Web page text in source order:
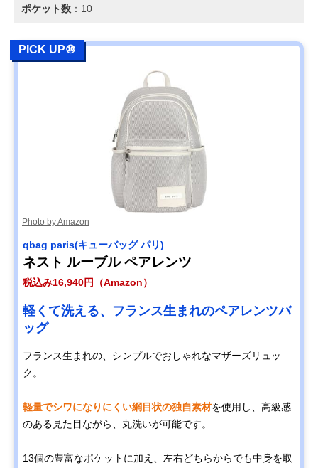
ポケット数 ：10
PICK UP⑩
Photo by Amazon
qbag paris(キューバッグ パリ)
ネスト ルーブル ペアレンツ
税込み16,940円（Amazon）
軽くて洗える、フランス生まれのペアレンツバ
ッグ
フランス生まれの、シンプルでおしゃれなマザーズリュッ
ク。
軽量でシワになりにくい網目状の独自素材を使用し、高級感
のある見た目ながら、丸洗いが可能です。
13個の豊富なポケットに加え、左右どちらからでも中身を取